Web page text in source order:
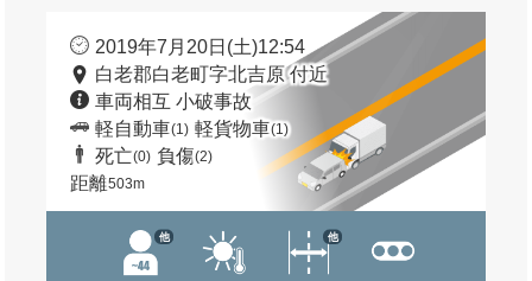
2019年7月20日(土)12:54
白老郡白老町字北吉原 付近
車両相互 小破事故
軽自動車(1) 軽貨物車(1)
死亡(0) 負傷(2)
距離503m
他 他